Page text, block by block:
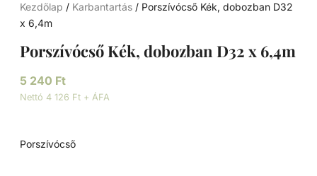
Kezdőlap / Karbantartás / Porszívócső Kék, dobozban D32
x 6,4m
Porszívócső Kék, dobozban D32 x 6,4m
5 240 Ft
Nettó 4 126 Ft + ÁFA
Porszívócső